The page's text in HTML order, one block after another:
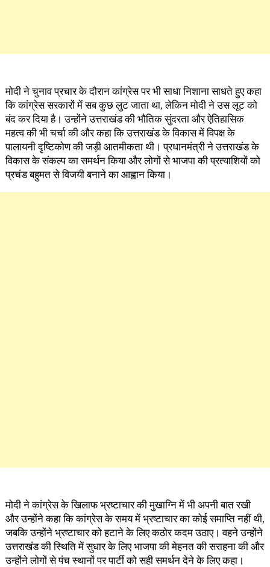
मोदी ने चुनाव प्रचार के दौरान कांग्रेस पर भी साधा निशाना साधते हुए कहा
कि कांग्रेस सरकारों में सब कुछ लुट जाता था, लेकिन मोदी ने उस लूट को
बंद कर दिया है। उन्होंने उत्तराखंड की भौतिक सुंदरता और ऐतिहासिक
महत्व की भी चर्चा की और कहा कि उत्तराखंड के विकास में विपक्ष के
पालायनी दृष्टिकोण की जड़ी आतमीकता थी। प्रधानमंत्री ने उत्तराखंड के
विकास के संकल्प का समर्थन किया और लोगों से भाजपा की प्रत्याशियों को
प्रचंड बहुमत से विजयी बनाने का आह्वान किया।
मोदी ने कांग्रेस के खिलाफ भ्रष्टाचार की मुखाग्नि में भी अपनी बात रखी
और उन्होंने कहा कि कांग्रेस के समय में भ्रष्टाचार का कोई समाप्ति नहीं थी,
जबकि उन्होंने भ्रष्टाचार को हटाने के लिए कठोर कदम उठाए। वहने उन्होंने
उत्तराखंड की स्थिति में सुधार के लिए भाजपा की मेहनत की सराहना की और
उन्होंने लोगों से पंच स्थानों पर पार्टी को सही समर्थन देने के लिए कहा।